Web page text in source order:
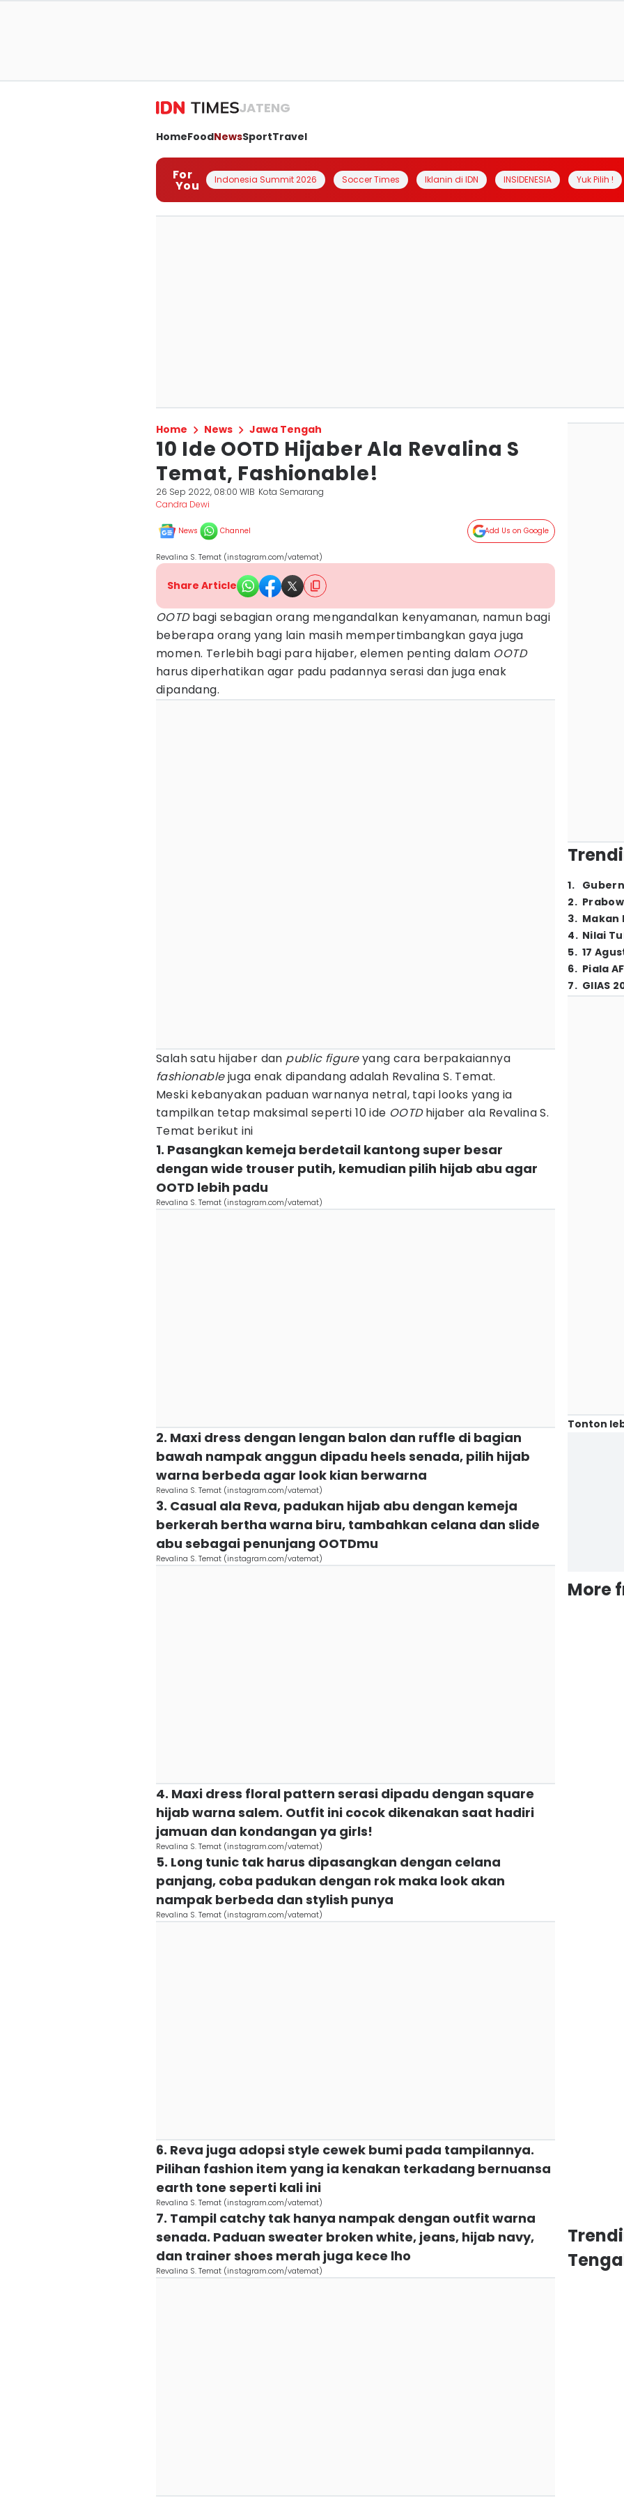
JATENG
HomeFoodNewsSportTravel
For
You Indonesia Summit 2026 Soccer Times Iklanin di IDN INSIDENESIA Yuk Pilih !
Home News Jawa Tengah
10 Ide OOTD Hijaber Ala Revalina S
Temat, Fashionable!
26 Sep 2022, 08:00 WIB Kota Semarang
Candra Dewi
News Channel Add Us on Google
Revalina S. Temat (instagram.com/vatemat)
Share Article
OOTDbagi sebagian orang mengandalkan kenyamanan, namun bagi
beberapa orang yang lain masih mempertimbangkan gaya juga
momen. Terlebih bagi para hijaber, elemen penting dalam OOTD
harus diperhatikan agar padu padannya serasi dan juga enak
dipandang.
Salah satu hijaber dan public figureyang cara berpakaiannya
fashionablejuga enak dipandang adalah Revalina S. Temat.
Meski kebanyakan paduan warnanya netral, tapi looks yang ia
tampilkan tetap maksimal seperti 10 ide OOTDhijaber ala Revalina S.
Temat berikut ini
1. Pasangkan kemeja berdetail kantong super besar
dengan wide trouser putih, kemudian pilih hijab abu agar
OOTD lebih padu
Revalina S. Temat (instagram.com/vatemat)
2. Maxi dress dengan lengan balon dan ruffle di bagian
bawah nampak anggun dipadu heels senada, pilih hijab
warna berbeda agar look kian berwarna
Revalina S. Temat (instagram.com/vatemat)
3. Casual ala Reva, padukan hijab abu dengan kemeja
berkerah bertha warna biru, tambahkan celana dan slide
abu sebagai penunjang OOTDmu
Revalina S. Temat (instagram.com/vatemat)
4. Maxi dress floral pattern serasi dipadu dengan square
hijab warna salem. Outfit ini cocok dikenakan saat hadiri
jamuan dan kondangan ya girls!
Revalina S. Temat (instagram.com/vatemat)
5. Long tunic tak harus dipasangkan dengan celana
panjang, coba padukan dengan rok maka look akan
nampak berbeda dan stylish punya
Revalina S. Temat (instagram.com/vatemat)
6. Reva juga adopsi style cewek bumi pada tampilannya.
Pilihan fashion item yang ia kenakan terkadang bernuansa
earth tone seperti kali ini
Revalina S. Temat (instagram.com/vatemat)
7. Tampil catchy tak hanya nampak dengan outfit warna
senada. Paduan sweater broken white, jeans, hijab navy,
dan trainer shoes merah juga kece lho
Revalina S. Temat (instagram.com/vatemat)
1.
2.
3. Makan
4. Nilai
5. 17
6. Piala
7. GIIAS
Tonton
More